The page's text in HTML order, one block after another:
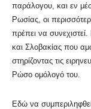
παράλογου, και εν
Ρωσίας, οι
πρέπει να
και Σλοβακίας που
στηρίζοντας τις
Ρώσο ομόλογό του.
Εδώ να